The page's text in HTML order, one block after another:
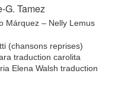
G. Tamez
Márquez – Nelly Lemus
(chansons reprises)
traduction carolita
Elena Walsh traduction